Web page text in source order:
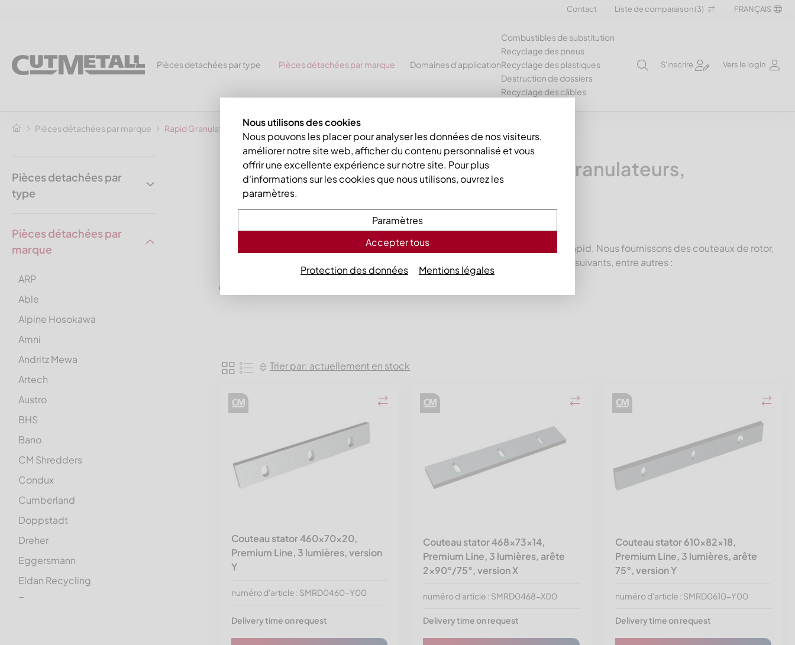
Contact Liste de comparaison (3) FRANÇAIS
Pièces detachées par type Pièces détachées par marque Domaines d'application
Combustibles de substitution
Recyclage des pneus
Recyclage des plastiques
Destruction de dossiers
Recyclage des câbles
S'inscrire Vers le login
Pièces détachées par marque Rapid Granulator
Pièces detachées par
type
Pièces détachées par
marque
ARP
Able
Alpine Hosokawa
Amni
Andritz Mewa
Artech
Austro
BHS
Bano
CM Shredders
Condux
Cumberland
Doppstadt
Dreher
Eggersmann
Eldan Recycling
Erema
CUTMETALL Pièces de rechange pour granulateurs,
concasseurs et autres broyeurs
pour le fabricant Rapid Granulator
Vous trouverez ici nos pièces de rechange et d'usure pour différents modèles Rapid. Nous fournissons des couteaux de rotor,
suivants, entre autres :
Trier par: actuellement en stock
Couteau stator 460x70x20,
Premium Line, 3 lumières, version
Y
numéro d'article : SMRD0460-Y00
Delivery time on request
Couteau stator 468x73x14,
Premium Line, 3 lumières, arête
2x90°/75°, version X
numéro d'article : SMRD0468-X00
Delivery time on request
Couteau stator 610x82x18,
Premium Line, 3 lumières, arête
75°, version Y
numéro d'article : SMRD0610-Y00
Delivery time on request
Nous utilisons des cookies
Nous pouvons les placer pour analyser les données de nos visiteurs,
améliorer notre site web, afficher du contenu personnalisé et vous
offrir une excellente expérience sur notre site. Pour plus
d'informations sur les cookies que nous utilisons, ouvrez les
paramètres.
Paramètres
Accepter tous
Protection des données Mentions légales